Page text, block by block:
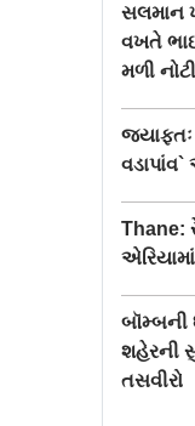
સલમાન
વખતે
મળી
જ્યાફતઃ
વડાપાંવ`
Thane:
બૉમ્બની
શહેરની
તસવીરો